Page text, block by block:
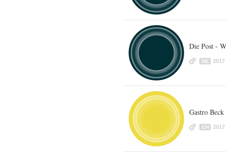
Die Post -
DE 2017
Gastro
CH 2017